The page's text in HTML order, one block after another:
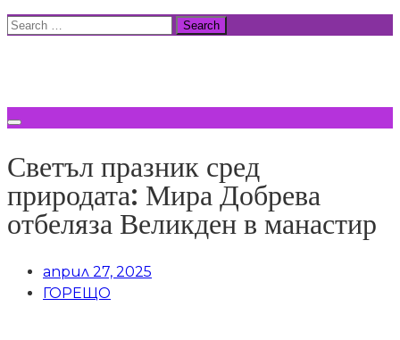
Skip
Search
Светъл празник сред
природата: Мира Добрева
отбеляза Великден в манастир
април 27, 2025
ГОРЕЩО